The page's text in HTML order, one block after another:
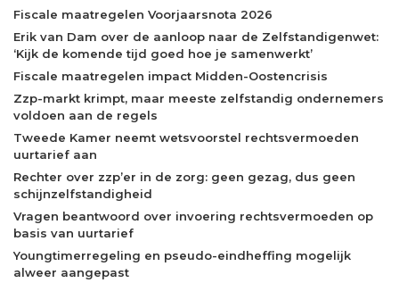
Fiscale maatregelen Voorjaarsnota 2026
Erik van Dam over de aanloop naar de Zelfstandigenwet:
‘Kijk de komende tijd goed hoe je samenwerkt’
Fiscale maatregelen impact Midden-Oostencrisis
Zzp-markt krimpt, maar meeste zelfstandig ondernemers
voldoen aan de regels
Tweede Kamer neemt wetsvoorstel rechtsvermoeden
uurtarief aan
Rechter over zzp’er in de zorg: geen gezag, dus geen
schijnzelfstandigheid
Vragen beantwoord over invoering rechtsvermoeden op
basis van uurtarief
Youngtimerregeling en pseudo-eindheffing mogelijk
alweer aangepast